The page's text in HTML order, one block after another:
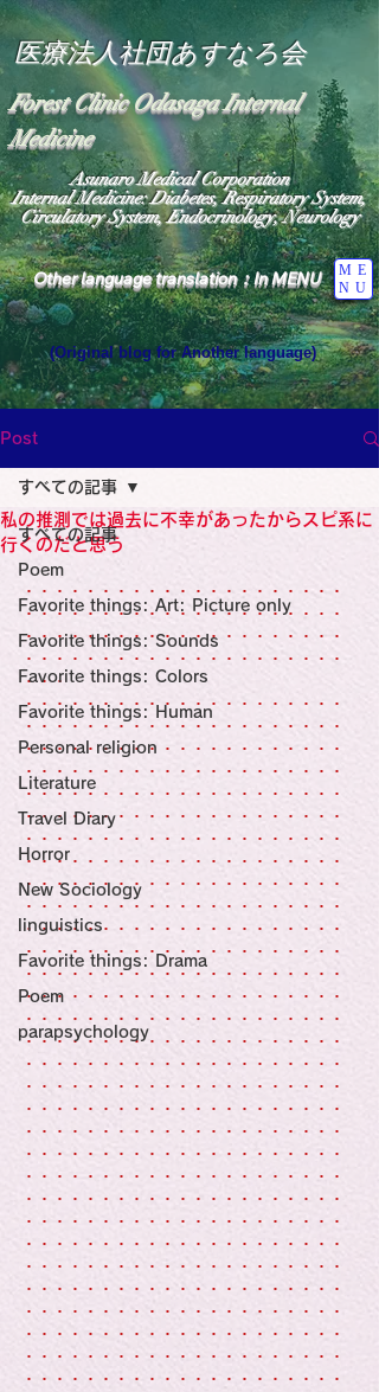
医療法人社団あすなろ会
Forest Clinic Odasaga Internal
Medicine
Other language translation：In MENU
ME
NU
Asunaro Medical Corporation
Internal Medicine: Diabetes, Respiratory System,
Circulatory System, Endocrinology, Neurology
(Original blog for Another language)
Heavens: Beyond the Universe: The World
the God of Light Resides"
Medicine Specialist
Specialist
Wide Blog
Medicine
Religion
Post
すべての記事
Poem
Favorite things: Art: Picture only
Favorite things: Sounds
Favorite things: Colors
Favorite things: Human
Personal religion
Literature
Travel Diary
Horror
New Sociology
linguistics
Favorite things: Drama
Poem
parapsychology
すべての記事
私の推測では過去に不幸があったからスピ系に
行くのだと思う
・・・・・・・・・・・・・・・・・・・・・
・・・・・・・・・・・・・・・・・・・・・
・・・・・・・・・・・・・・・・・・・・・
・・・・・・・・・・・・・・・・・・・・・
・・・
・・・・・・・・・・・・・・・・・・・・・
・・・・・・・・・・・・・・・・・・・・・
・・・・・・・・・・・・・・・・・・・・・
・・・・・・・・・・・・・・・・・・・・・
・・・・・・・・・・・・・・・・・・・・・
・・・・・・・・・・・・・・・・・・・・・
・・・・・・・・・・・・・・・・・・・・・
・・・・・・・・・・・・・・・・・・・・・
・・・・・・・・・・・・・・・・・・・・・
・・・・・・・・・・・・・・・・・・・・・
・・・・・・・・・・・・・・・・・・・・・
・・・・・・・・・・・・・・・・・・・・・
・・・・・・・・・・・・・・・・・・・・・
・・・・・・・・・・・・・・・・・・・・・
・・・・・・・・・・・・・・・・・・・・・
・・・・・・・・・・・・・・・・・・・・・
・・・・・・・・・・・・・・・・・・・・・
・・・・・・・・・・・・・・・・・・・・・
・・・・・・・・・・・・・・・・・・・・・
・・・・・・・・・・・・・・・・・・・・・
・・・・・・・・・・・・・・・・・・・・・
・・・・・・・・・・・・・・・・・・・・・
・・・・・・・・・・・・・・・・・・・・・
・・・・・・・・・・・・・・・・・・・・・
・・・・・・・・・・・・・・・・・・・・・
・・・・・・・・・・・・・・・・・・・・・
・・・・・・・・・・・・・・・・・・・・・
・・・・・・・・・・・・・・・・・・・・・
・・・・・・・・・・・・・・・・・・・・・
・・・・・・・・・・・・・・・・・・・・・
・・・・・・・・・・・・・・・・・・・・・